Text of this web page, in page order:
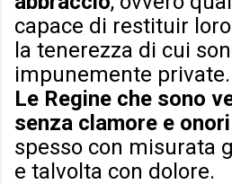
capace di restituir
la tenerezza di cui
impunemente private.
Le Regine che sono
senza clamore e
spesso con misurata
e talvolta con dolore.